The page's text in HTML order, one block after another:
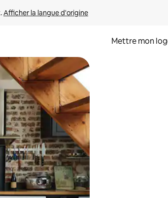
Afficher la langue d'origine
Mettre mon
et en faisant glisser.